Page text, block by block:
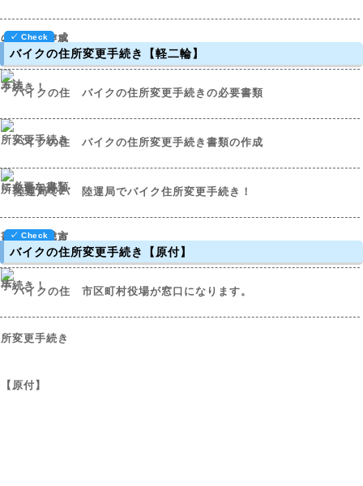
バイクの住所変更手続き【軽二輪】
バイクの住所変更手続きの必要書類
バイクの住所変更手続き書類の作成
陸運局でバイク住所変更手続き！
バイクの住所変更手続き【原付】
市区町村役場が窓口になります。